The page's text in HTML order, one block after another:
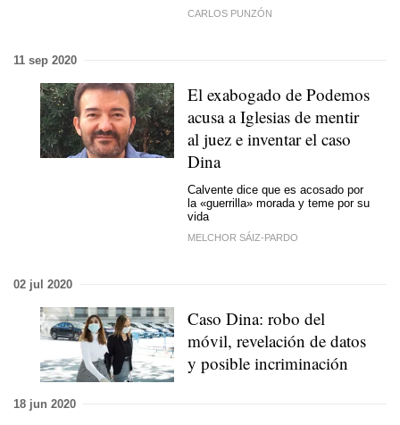
CARLOS PUNZÓN
11 sep 2020
El exabogado de Podemos
acusa a Iglesias de mentir
al juez e inventar el caso
Dina
Calvente dice que es acosado por
la «guerrilla» morada y teme por su
vida
MELCHOR SÁIZ-PARDO
02 jul 2020
Caso Dina: robo del
móvil, revelación de datos
y posible incriminación
18 jun 2020